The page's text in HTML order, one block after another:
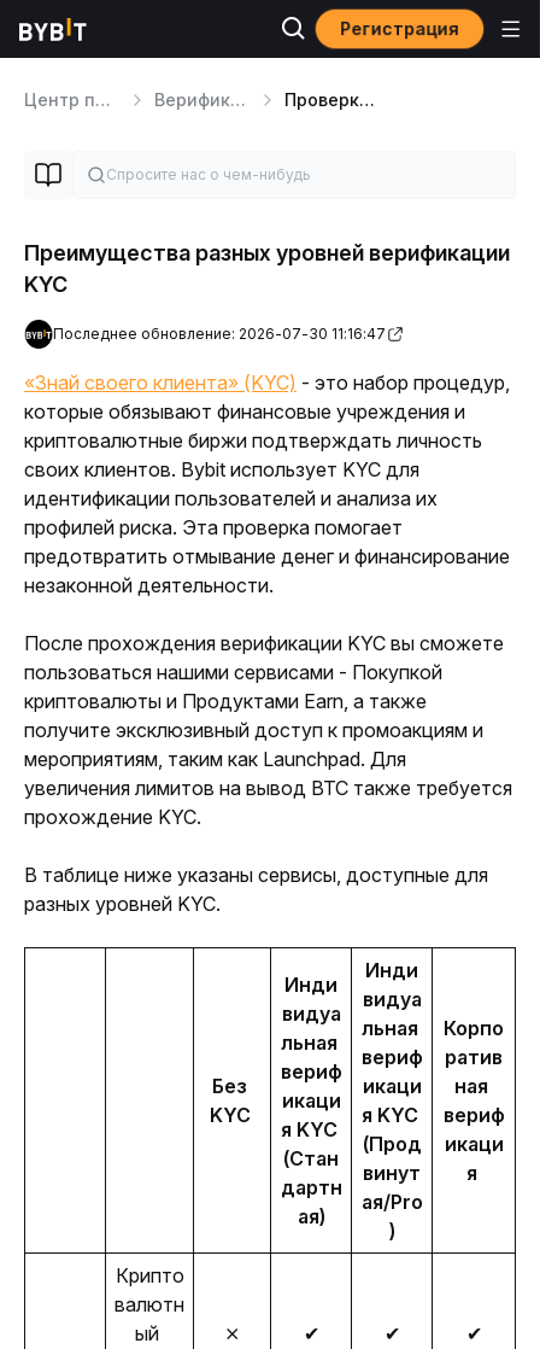
Регистрация
Центр помощи Верификация KYC и вопросы безопасности Проверка личности
Преимущества разных уровней верификации
KYC
Последнее обновление: 2026-07-30 11:16:47
«Знай своего клиента» (KYC) - это набор процедур,
которые обязывают финансовые учреждения и
криптовалютные биржи подтверждать личность
своих клиентов. Bybit использует KYC для
идентификации пользователей и анализа их
профилей риска. Эта проверка помогает
предотвратить отмывание денег и финансирование
незаконной деятельности.
После прохождения верификации KYC вы сможете
пользоваться нашими сервисами - Покупкой
криптовалюты и Продуктами Earn, а также
получите эксклюзивный доступ к промоакциям и
мероприятиям, таким как Launchpad. Для
увеличения лимитов на вывод BTC также требуется
прохождение KYC.
В таблице ниже указаны сервисы, доступные для
разных уровней KYC.
Без
KYC
Инди
видуа
льная
вериф
икаци
я KYC
(Стан
дартн
ая)
Инди
видуа
льная
вериф
икаци
я KYC
(Прод
винут
ая/Pro
)
Корпо
ратив
ная
вериф
икаци
я
Крипто
валютн
ый
⨯ ✔ ✔ ✔